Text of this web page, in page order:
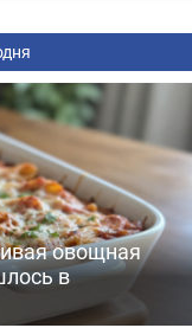
овощная
в